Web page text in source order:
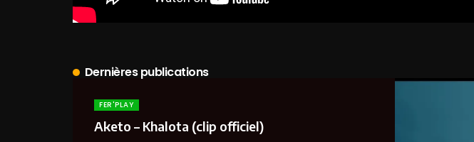
Dernières publications
FER'PLAY
Aketo – Khalota (clip officiel)